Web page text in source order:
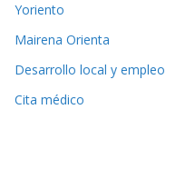
Yoriento
Mairena Orienta
Desarrollo local y empleo
Cita médico